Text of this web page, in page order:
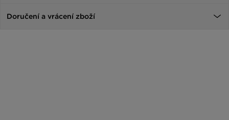
Doručení a vrácení zboží